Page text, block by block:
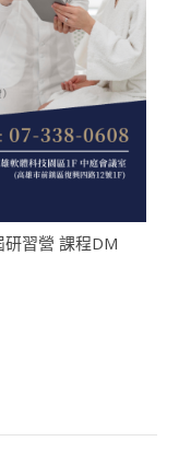
研習營 課程DM